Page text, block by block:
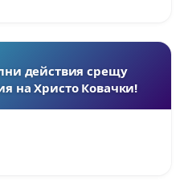
действия срещу
на Христо Ковачки!